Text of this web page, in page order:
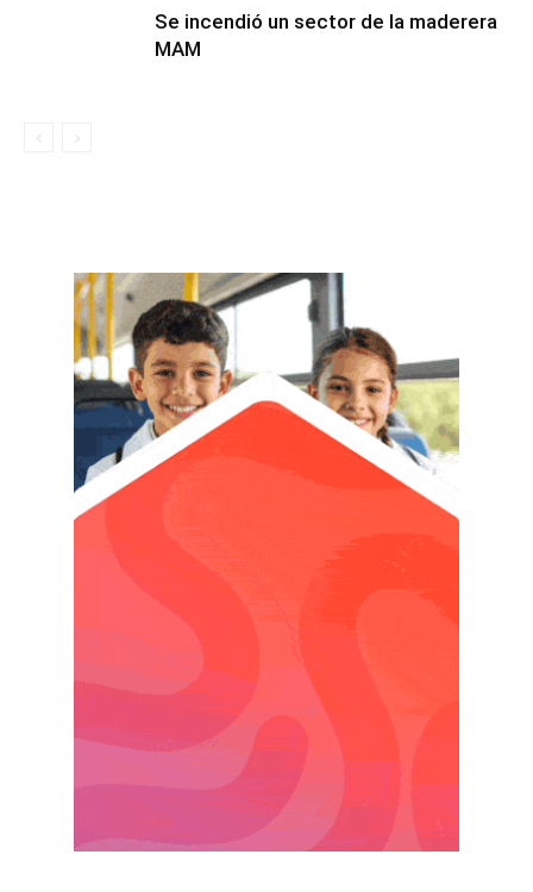
Se incendió un sector de la maderera
MAM